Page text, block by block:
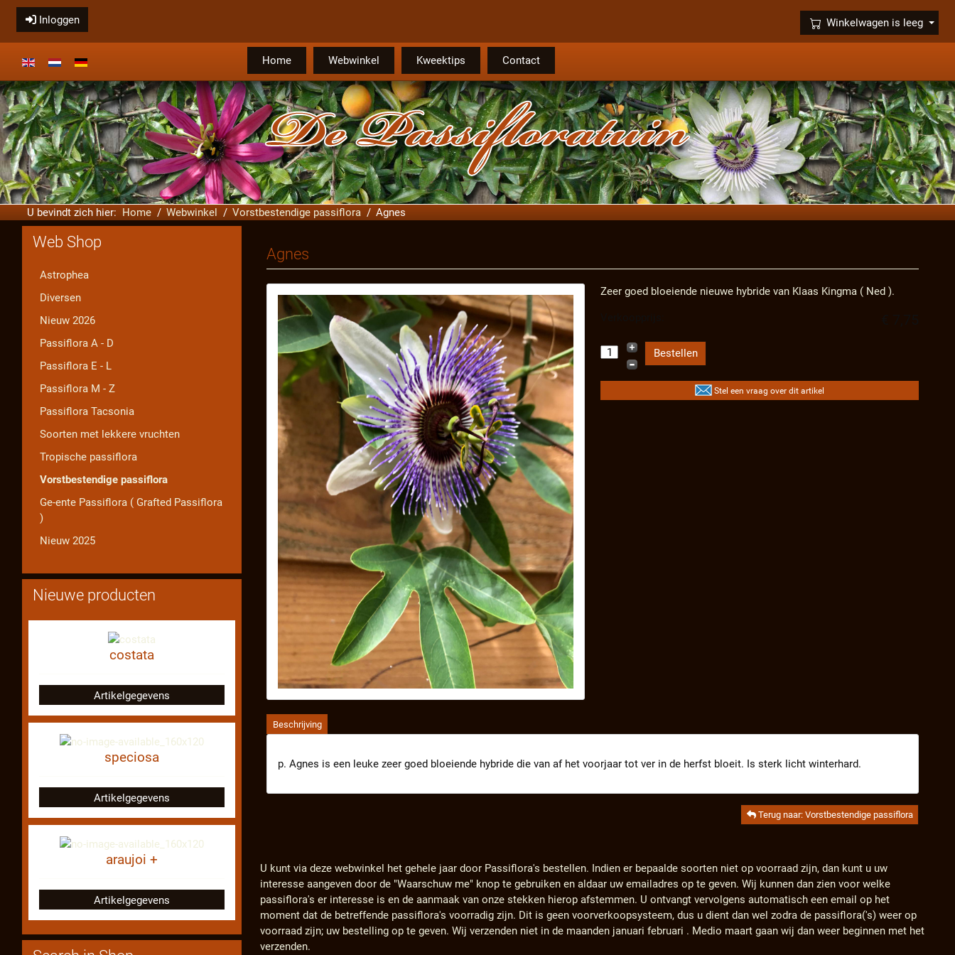
Inloggen Winkelwagen is leeg
×
Selecteer de taal Home Webwinkel Kweektips Contact
U bevindt zich hier: Home Webwinkel Vorstbestendige passiflora Agnes
Agnes
Zeer goed bloeiende nieuwe hybride van Klaas Kingma ( Ned ).
Stel een vraag over dit artikel
Beschrijving
p. Agnes is een leuke zeer goed bloeiende hybride die van af het voorjaar tot ver in de herfst bloeit. Is sterk licht winterhard.
Terug naar: Vorstbestendige passiflora
U kunt via deze webwinkel het gehele jaar door Passiflora's bestellen. Indien er bepaalde soorten niet op voorraad zijn, dan kunt u uw
interesse aangeven door de "Waarschuw me" knop te gebruiken en aldaar uw emailadres op te geven. Wij kunnen dan zien voor welke
passiflora's er interesse is en de aanmaak van onze stekken hierop afstemmen. U ontvangt vervolgens automatisch een email op het
moment dat de betreffende passiflora's voorradig zijn. Dit is geen voorverkoopsysteem, dus u dient dan wel zodra de passiflora('s) weer op
voorraad zijn; uw bestelling op te geven. Wij verzenden niet in de maanden januari februari . Medio maart gaan wij dan weer beginnen met het
verzenden.
Web Shop
Astrophea
Diversen
Nieuw 2026
Passiflora A - D
Passiflora E - L
Passiflora M - Z
Passiflora Tacsonia
Soorten met lekkere vruchten
Tropische passiflora
Vorstbestendige passiflora
Ge-ente Passiflora ( Grafted Passiflora
)
Nieuw 2025
Nieuwe producten
costata
Artikelgegevens
speciosa
Artikelgegevens
araujoi +
Artikelgegevens